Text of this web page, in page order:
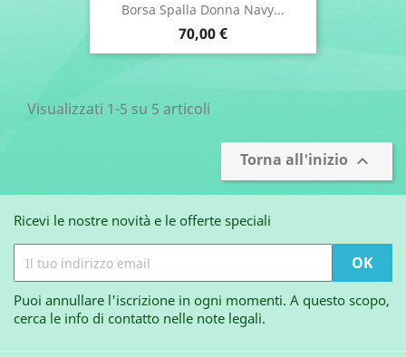
Borsa Spalla Donna Navy...
Prezzo
70,00 €
Visualizzati 1-5 su 5 articoli
Torna all'inizio 
Ricevi le nostre novità e le offerte speciali
Puoi annullare l'iscrizione in ogni momenti. A questo scopo,
cerca le info di contatto nelle note legali.